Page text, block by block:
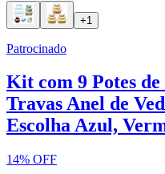
+1
Patrocinado
Kit com 9 Potes
Travas Anel de
Escolha Azul,
14% OFF